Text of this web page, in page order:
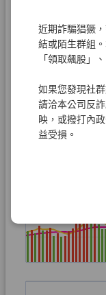
近期詐騙猖獗
結或陌生群組
「領取飆股」
如果您發現社
請洽本公司反
映，或撥打內
益受損。